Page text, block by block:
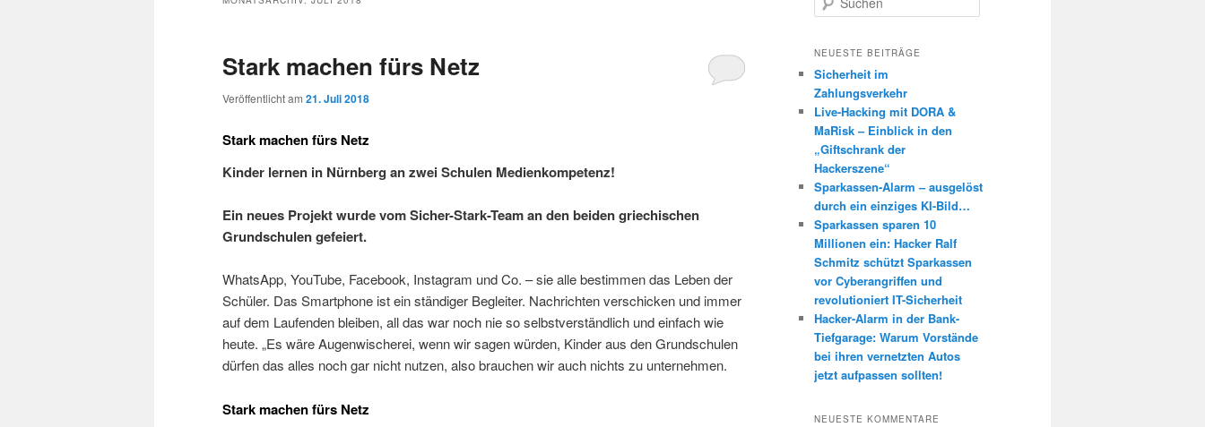
Stark machen fürs Netz
Veröffentlicht am 21. Juli 2018
Stark machen fürs Netz
Kinder lernen in Nürnberg an zwei Schulen Medienkompetenz!
Ein neues Projekt wurde vom Sicher-Stark-Team an den beiden griechischen
Grundschulen gefeiert.
WhatsApp, YouTube, Facebook, Instagram und Co. – sie alle bestimmen das Leben der
Schüler. Das Smartphone ist ein ständiger Begleiter. Nachrichten verschicken und immer
auf dem Laufenden bleiben, all das war noch nie so selbstverständlich und einfach wie
heute. „Es wäre Augenwischerei, wenn wir sagen würden, Kinder aus den Grundschulen
dürfen das alles noch gar nicht nutzen, also brauchen wir auch nichts zu unternehmen.
Stark machen fürs Netz
u
h
n
NEUESTE BEITRÄGE
Sicherheit im
Zahlungsverkehr
Live-Hacking mit DORA &
MaRisk – Einblick in den
„Giftschrank der
Hackerszene“
Sparkassen-Alarm – ausgelöst
durch ein einziges KI-Bild…
Sparkassen sparen 10
Millionen ein: Hacker Ralf
Schmitz schützt Sparkassen
vor Cyberangriffen und
revolutioniert IT-Sicherheit
Hacker-Alarm in der Bank-
Tiefgarage: Warum Vorstände
bei ihren vernetzten Autos
jetzt aufpassen sollten!
NEUESTE KOMMENTARE